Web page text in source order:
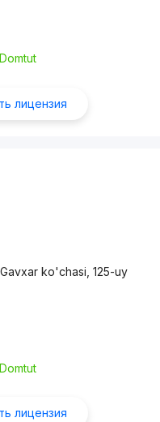
лицензия
ko'chasi, 125-uy
лицензия